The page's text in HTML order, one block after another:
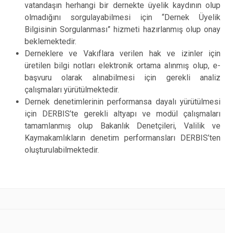
vatandaşın herhangi bir dernekte üyelik kaydının olup
olmadığını sorgulayabilmesi için “Dernek Üyelik
Bilgisinin Sorgulanması” hizmeti hazırlanmış olup onay
beklemektedir.
Derneklere ve Vakıflara verilen hak ve izinler için
üretilen bilgi notları elektronik ortama alınmış olup, e-
başvuru olarak alınabilmesi için gerekli analiz
çalışmaları yürütülmektedir.
Dernek denetimlerinin performansa dayalı yürütülmesi
için DERBIS’te gerekli altyapı ve modül çalışmaları
tamamlanmış olup Bakanlık Denetçileri, Valilik ve
Kaymakamlıkların denetim performansları DERBIS’ten
oluşturulabilmektedir.